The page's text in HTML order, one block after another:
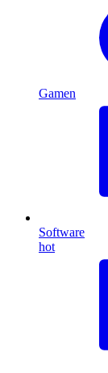
Gamen
Software
hot